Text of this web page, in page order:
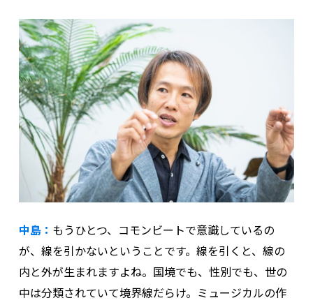
中島： もうひとつ、コモンビートで意識しているの
が、線を引かないということです。線を引くと、線の
内と外が生まれますよね。国境でも、性別でも、世の
中は分類されていて境界線だらけ。ミュージカルの作